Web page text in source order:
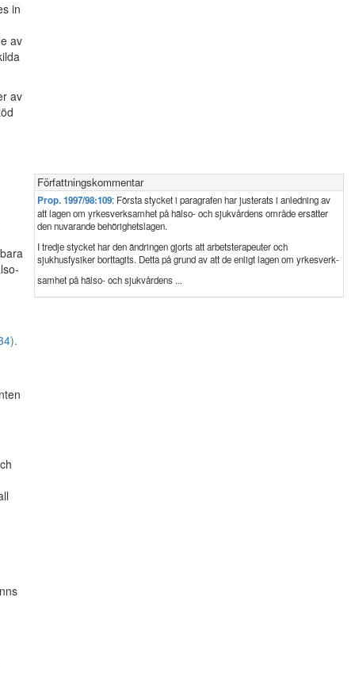
in
av
av
Författningskommentar
Prop. 1997/98:109: Första stycket i paragrafen har justerats i anledning av
att lagen om yrkesverksamhet på hälso- och sjukvårdens område ersätter
den nuvarande behörighetslagen.
I tredje stycket har den ändringen gjorts att arbetsterapeuter och
sjukhusfysiker borttagits. Detta på grund av att de enligt lagen om yrkesverk-
samhet på hälso- och sjukvårdens ...